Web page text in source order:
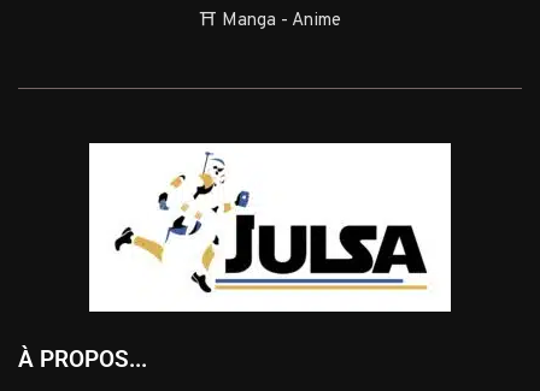
⛩️ Manga - Anime
À PROPOS...